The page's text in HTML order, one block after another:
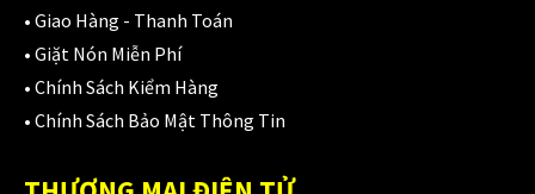
Áo Giáp
Áo mưa
ÁO QUẦN GIÁP
Balo - Túi đeo
• Giao Hàng - Thanh Toán
• Giặt Nón Miễn Phí
• Chính Sách Kiểm Hàng
• Chính Sách Bảo Mật Thông Tin